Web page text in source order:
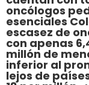
oncólogos
esenciales
escasez de
con apenas
millón de
inferior al
lejos de